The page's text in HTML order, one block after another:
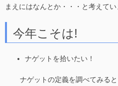
まえにはなんとか・・・と考えてい
今年こそは!
ナゲットを拾いたい！
ナゲットの定義を調べてみる